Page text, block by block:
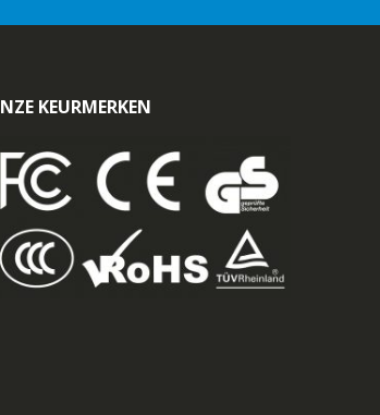
KEURMERKEN